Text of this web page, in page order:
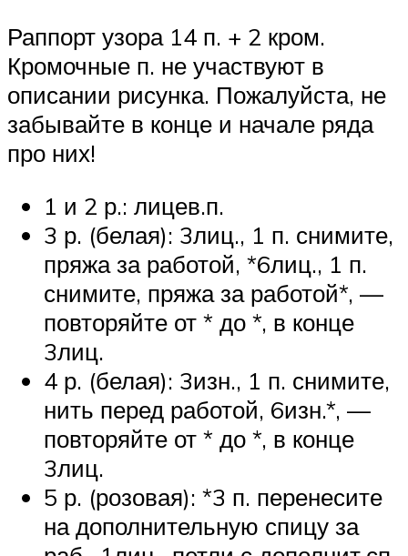
Раппорт узора 14 п. + 2 кром.
Кромочные п. не участвуют в
описании рисунка. Пожалуйста, не
забывайте в конце и начале ряда
про них!
1 и 2 р.: лицев.п.
3 р. (белая): 3лиц., 1 п. снимите,
пряжа за работой, *6лиц., 1 п.
снимите, пряжа за работой*, —
повторяйте от * до *, в конце
3лиц.
4 р. (белая): 3изн., 1 п. снимите,
нить перед работой, 6изн.*, —
повторяйте от * до *, в конце
3лиц.
5 р. (розовая): *3 п. перенесите
на дополнительную спицу за